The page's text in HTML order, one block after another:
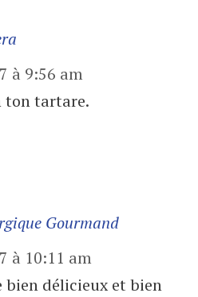
à 9:56 am
ton tartare.
Gourmand
à 10:11 am
bien délicieux et bien